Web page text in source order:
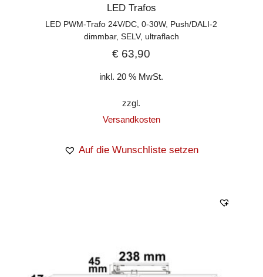
LED Trafos
LED PWM-Trafo 24V/DC, 0-30W, Push/DALI-2
dimmbar, SELV, ultraflach
€ 63,90
inkl. 20 % MwSt.
zzgl.
Versandkosten
Auf die Wunschliste setzen